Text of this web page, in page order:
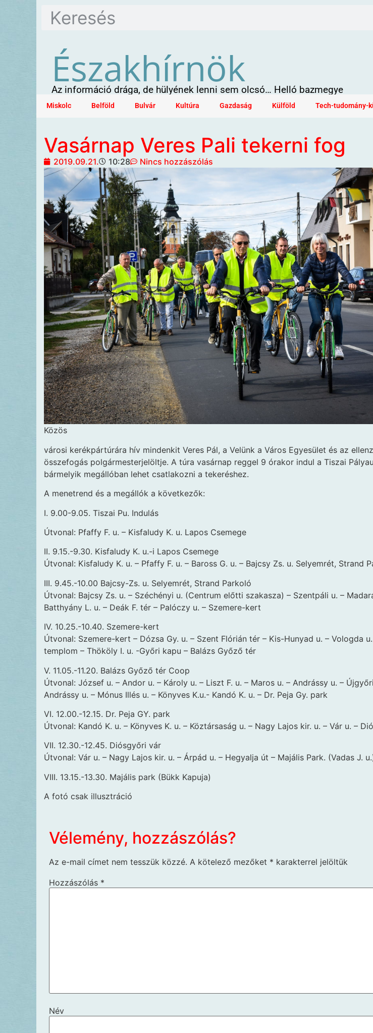
Északhírnök
Az információ drága, de hülyének lenni sem olcsó… Helló bazmegye
Miskolc Belföld Bulvár Kultúra Gazdaság Külföld Tech-tudomány-
Vasárnap Veres Pali tekerni fog
2019.09.21. 10:28 Nincs hozzászólás
Közös
városi kerékpártúrára hív mindenkit Veres Pál, a Velünk a Város Egyesület és az
összefogás polgármesterjelöltje. A túra vasárnap reggel 9 órakor indul a Tiszai
bármelyik megállóban lehet csatlakozni a tekeréshez.
A menetrend és a megállók a következők:
I. 9.00-9.05. Tiszai Pu. Indulás
Útvonal: Pfaffy F. u. – Kisfaludy K. u. Lapos Csemege
II. 9.15.-9.30. Kisfaludy K. u.-i Lapos Csemege
Útvonal: Kisfaludy K. u. – Pfaffy F. u. – Baross G. u. – Bajcsy Zs. u. Selyemrét, Strand
III. 9.45.-10.00 Bajcsy-Zs. u. Selyemrét, Strand Parkoló
Útvonal: Bajcsy Zs. u. – Széchényi u. (Centrum előtti szakasza) – Szentpáli u. –
Batthyány L. u. – Deák F. tér – Palóczy u. – Szemere-kert
IV. 10.25.-10.40. Szemere-kert
Útvonal: Szemere-kert – Dózsa Gy. u. – Szent Flórián tér – Kis-Hunyad u. – Vologda
templom – Thököly I. u. -Győri kapu – Balázs Győző tér
V. 11.05.-11.20. Balázs Győző tér Coop
Útvonal: József u. – Andor u. – Károly u. – Liszt F. u. – Maros u. – Andrássy u. –
Andrássy u. – Mónus Illés u. – Könyves K.u.- Kandó K. u. – Dr. Peja Gy. park
VI. 12.00.-12.15. Dr. Peja GY. park
Útvonal: Kandó K. u. – Könyves K. u. – Köztársaság u. – Nagy Lajos kir. u. – Vár u. –
VII. 12.30.-12.45. Diósgyőri vár
Útvonal: Vár u. – Nagy Lajos kir. u. – Árpád u. – Hegyalja út – Majális Park. (Vadas J.
VIII. 13.15.-13.30. Majális park (Bükk Kapuja)
A fotó csak illusztráció
Vélemény, hozzászólás?
Az e-mail címet nem tesszük közzé. A kötelező mezőket * karakterrel jelöltük
Hozzászólás *
Név